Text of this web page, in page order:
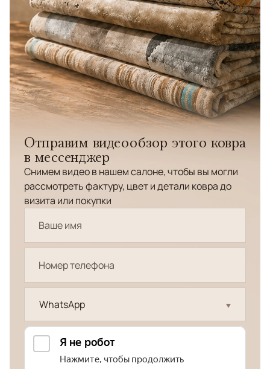
Отправим видеообзор этого ковра
в мессенджер
Снимем видео в нашем салоне, чтобы вы могли
рассмотреть фактуру, цвет и детали ковра до
визита или покупки
WhatsApp